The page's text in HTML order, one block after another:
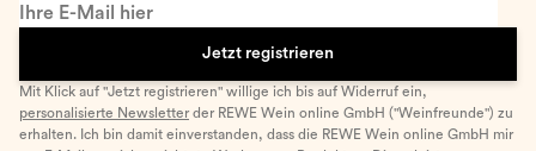
Ihre E-Mail hier
Jetzt registrieren
Mit Klick auf "Jetzt registrieren" willige ich bis auf Widerruf ein,
personalisierte Newsletter der REWE Wein online GmbH ("Weinfreunde") zu
erhalten. Ich bin damit einverstanden, dass die REWE Wein online GmbH mir